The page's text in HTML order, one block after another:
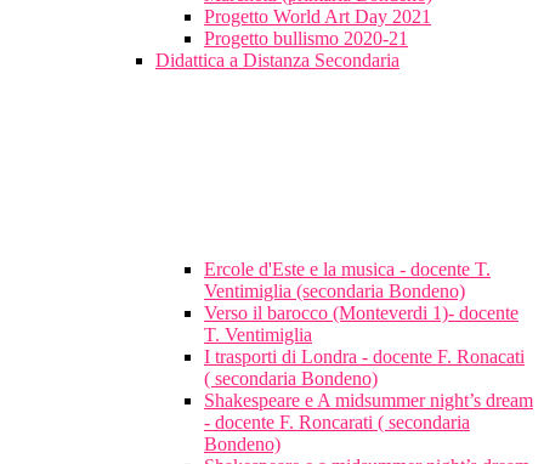
Progetto World Art Day 2021
Progetto bullismo 2020-21
Didattica a Distanza Secondaria
Ercole d'Este e la musica - docente T.
Ventimiglia (secondaria Bondeno)
Verso il barocco (Monteverdi 1)- docente
T. Ventimiglia
I trasporti di Londra - docente F. Ronacati
( secondaria Bondeno)
Shakespeare e A midsummer night’s dream
- docente F. Roncarati ( secondaria
Bondeno)